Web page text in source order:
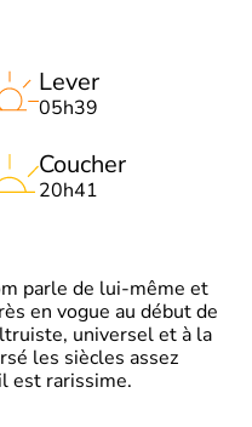
Lever
05h39
Coucher
20h41
parle de lui-même et
en vogue au début de
universel et à la
les siècles assez
est rarissime.